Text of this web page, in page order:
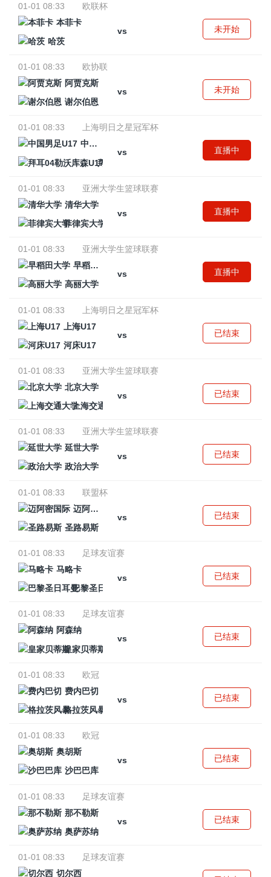
01-01 08:33
欧联杯
本菲卡
vs
哈茨
未开始
01-01 08:33
欧协联
阿贾克斯
vs
谢尔伯恩
未开始
01-01 08:33
上海明日之星冠军杯
中国男足U17
vs
拜耳04勒沃库森U17
直播中
01-01 08:33
亚洲大学生篮球联赛
清华大学
vs
菲律宾大学
直播中
01-01 08:33
亚洲大学生篮球联赛
早稻田大学
vs
高丽大学
直播中
01-01 08:33
上海明日之星冠军杯
上海U17
vs
河床U17
已结束
01-01 08:33
亚洲大学生篮球联赛
北京大学
vs
上海交通大学
已结束
01-01 08:33
亚洲大学生篮球联赛
延世大学
vs
政治大学
已结束
01-01 08:33
联盟杯
迈阿密国际
vs
圣路易斯
已结束
01-01 08:33
足球友谊赛
马略卡
vs
巴黎圣日耳曼
已结束
01-01 08:33
足球友谊赛
阿森纳
vs
皇家贝蒂斯
已结束
01-01 08:33
欧冠
费内巴切
vs
格拉茨风暴
已结束
01-01 08:33
欧冠
奥胡斯
vs
沙巴巴库
已结束
01-01 08:33
足球友谊赛
那不勒斯
vs
奥萨苏纳
已结束
01-01 08:33
足球友谊赛
切尔西